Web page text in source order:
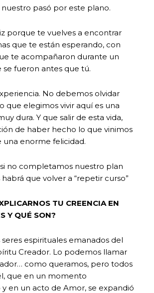
pasó por este plano.
porque te vuelves a encontrar
que te están esperando, con
te acompañaron durante un
fueron antes que tú.
No debemos olvidar
que elegimos vivir aquí es una
dura. Y que salir de esta vida,
de haber hecho lo que vinimos
una enorme felicidad.
si no completamos nuestro plan
que volver a “repetir curso”
TU CREENCIA EN
Y QUÉ SON?
seres espirituales emanados del
Creador. Lo podemos llamar
como queramos, pero todos
que en un momento
en un acto de Amor, se expandió